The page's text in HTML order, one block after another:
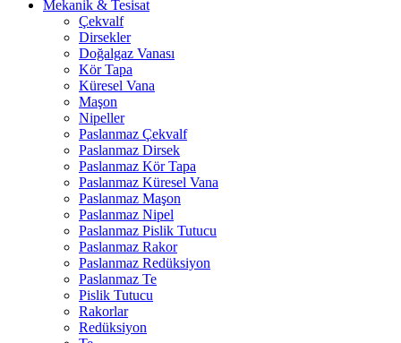
Mekanik & Tesisat
Çekvalf
Dirsekler
Doğalgaz Vanası
Kör Tapa
Küresel Vana
Maşon
Nipeller
Paslanmaz Çekvalf
Paslanmaz Dirsek
Paslanmaz Kör Tapa
Paslanmaz Küresel Vana
Paslanmaz Maşon
Paslanmaz Nipel
Paslanmaz Pislik Tutucu
Paslanmaz Rakor
Paslanmaz Redüksiyon
Paslanmaz Te
Pislik Tutucu
Rakorlar
Redüksiyon